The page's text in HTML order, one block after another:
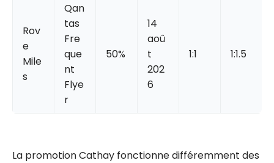
Rov
e
Mile
s
Qan
tas
Fre
que
nt
Flye
r
50%
14
aoû
t
202
6
1:1 1:1.5
La promotion Cathay fonctionne différemment des